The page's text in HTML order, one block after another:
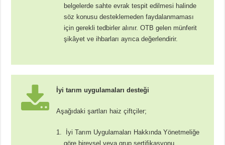
belgelerde sahte evrak tespit edilmesi halinde
söz konusu desteklemeden faydalanmaması
için gerekli tedbirler alınır. OTB gelen münferit
şikâyet ve ihbarları ayrıca değerlendirir.
İyi tarım uygulamaları desteği
Aşağıdaki şartları haiz çiftçiler;
İyi Tarım Uygulamaları Hakkında Yönetmeliğe
göre bireysel veya grup sertifikasyonu